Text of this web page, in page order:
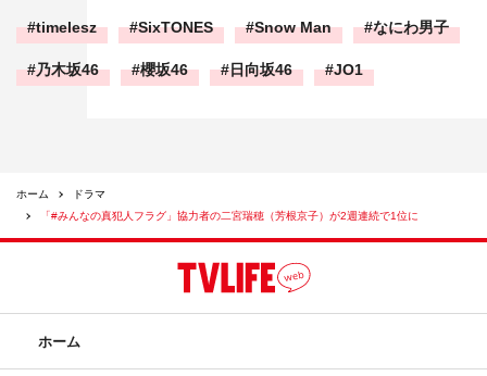
timelesz SixTONES Snow Man なにわ男子
乃木坂46 櫻坂46 日向坂46 JO1
ホーム
ドラマ
「#みんなの真犯人フラグ」協力者の二宮瑞穂（芳根京子）が2週連続で1位に
ホーム